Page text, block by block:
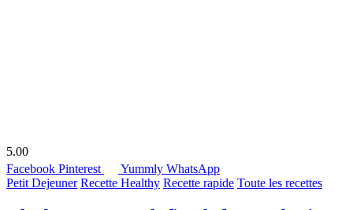
5.00
Facebook Pinterest Yummly WhatsApp
Petit Dejeuner Recette Healthy Recette rapide Toute les recettes